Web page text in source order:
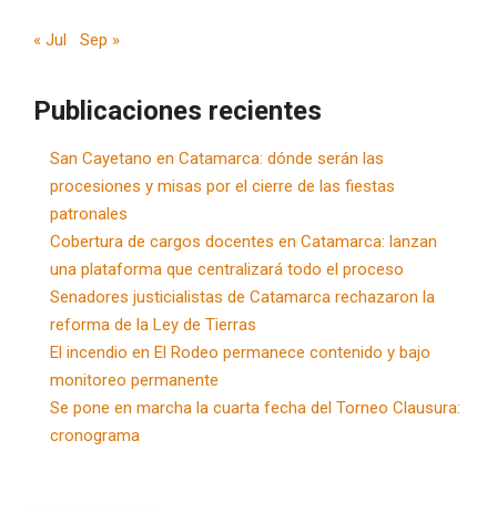
« Jul Sep »
Publicaciones recientes
San Cayetano en Catamarca: dónde serán las
procesiones y misas por el cierre de las fiestas
patronales
Cobertura de cargos docentes en Catamarca: lanzan
una plataforma que centralizará todo el proceso
Senadores justicialistas de Catamarca rechazaron la
reforma de la Ley de Tierras
El incendio en El Rodeo permanece contenido y bajo
monitoreo permanente
Se pone en marcha la cuarta fecha del Torneo Clausura:
cronograma